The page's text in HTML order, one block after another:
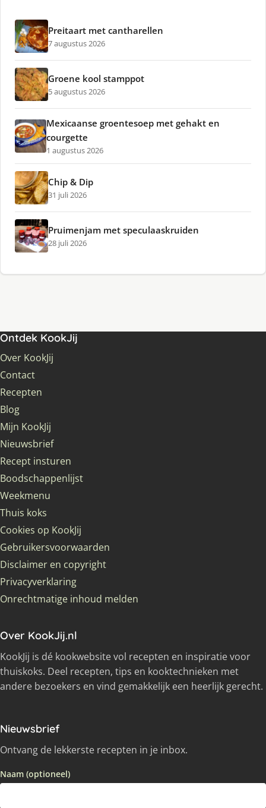
Preitaart met cantharellen
7 augustus 2026
Groene kool stamppot
5 augustus 2026
Mexicaanse groentesoep met gehakt en
courgette
1 augustus 2026
Chip & Dip
31 juli 2026
Pruimenjam met speculaaskruiden
28 juli 2026
Ontdek KookJij
Over KookJij
Contact
Recepten
Blog
Mijn KookJij
Nieuwsbrief
Recept insturen
Boodschappenlijst
Weekmenu
Thuis koks
Cookies op KookJij
Gebruikersvoorwaarden
Disclaimer en copyright
Privacyverklaring
Onrechtmatige inhoud melden
Over KookJij.nl
KookJij is dé kookwebsite vol recepten en inspiratie voor
thuiskoks. Deel recepten, tips en kooktechnieken met
andere bezoekers en vind gemakkelijk een heerlijk gerecht.
Nieuwsbrief
Ontvang de lekkerste recepten in je inbox.
Naam (optioneel)